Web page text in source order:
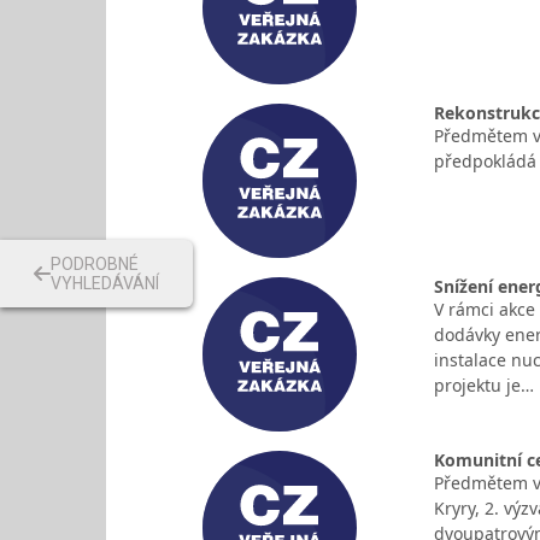
Předmětem
Snížení
V rámci
dodávky
instalace
projektu je…
Komunitní
Předmětem
Kryry, 2.
PODROBNÉ
VYHLEDÁVÁNÍ